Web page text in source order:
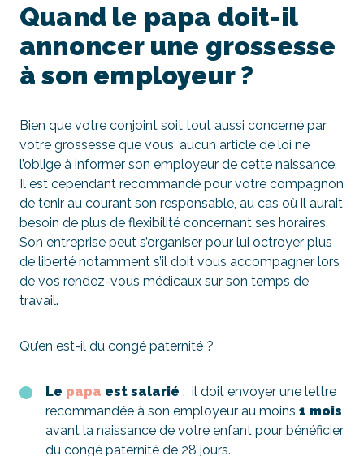
Quand le papa doit-il
annoncer une grossesse
à son employeur ?
Bien que votre conjoint soit tout aussi concerné par
votre grossesse que vous, aucun article de loi ne
l’oblige à informer son employeur de cette naissance.
Il est cependant recommandé pour votre compagnon
de tenir au courant son responsable, au cas où il aurait
besoin de plus de flexibilité concernant ses horaires.
Son entreprise peut s’organiser pour lui octroyer plus
de liberté notamment s’il doit vous accompagner lors
de vos rendez-vous médicaux sur son temps de
travail.
Qu’en est-il du congé paternité ?
Le papa est salarié : il doit envoyer une lettre
recommandée à son employeur au moins 1 mois
avant la naissance de votre enfant pour bénéficier
du congé paternité de 28 jours.